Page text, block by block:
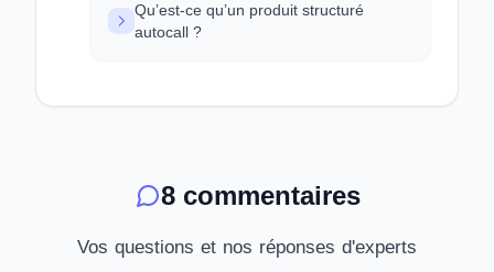
Qu’est-ce qu’un produit structuré
autocall ?
8 commentaires
Vos questions et nos réponses d'experts